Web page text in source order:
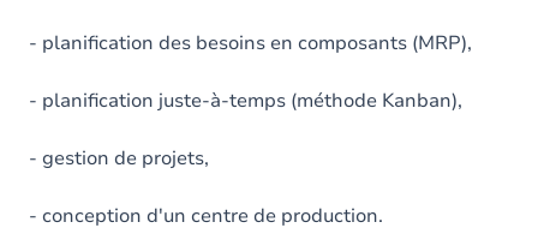
- planification des besoins en composants (MRP),
- planification juste-à-temps (méthode Kanban),
- gestion de projets,
- conception d'un centre de production.